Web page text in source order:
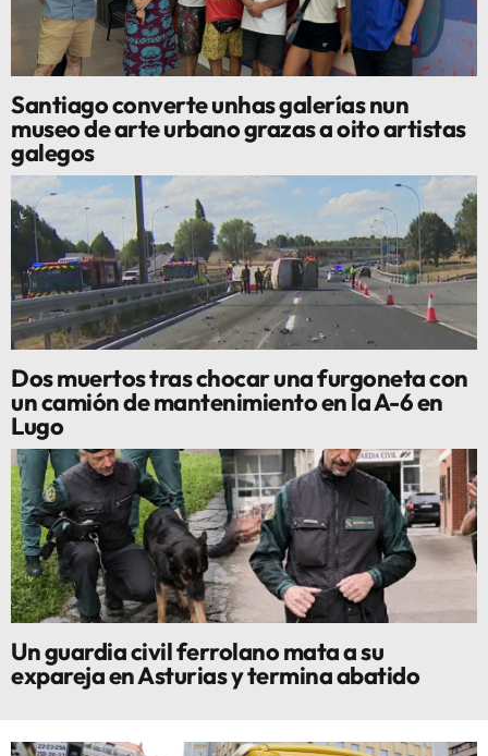
Santiago converte unhas galerías nun
museo de arte urbano grazas a oito artistas
galegos
Dos muertos tras chocar una furgoneta con
un camión de mantenimiento en la A-6 en
Lugo
Un guardia civil ferrolano mata a su
expareja en Asturias y termina abatido